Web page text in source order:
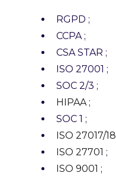
RGPD ;
CCPA ;
CSA STAR ;
ISO 27001 ;
SOC 2/3 ;
HIPAA;
SOC 1 ;
ISO 27017/18
ISO 27701 ;
ISO 9001 ;